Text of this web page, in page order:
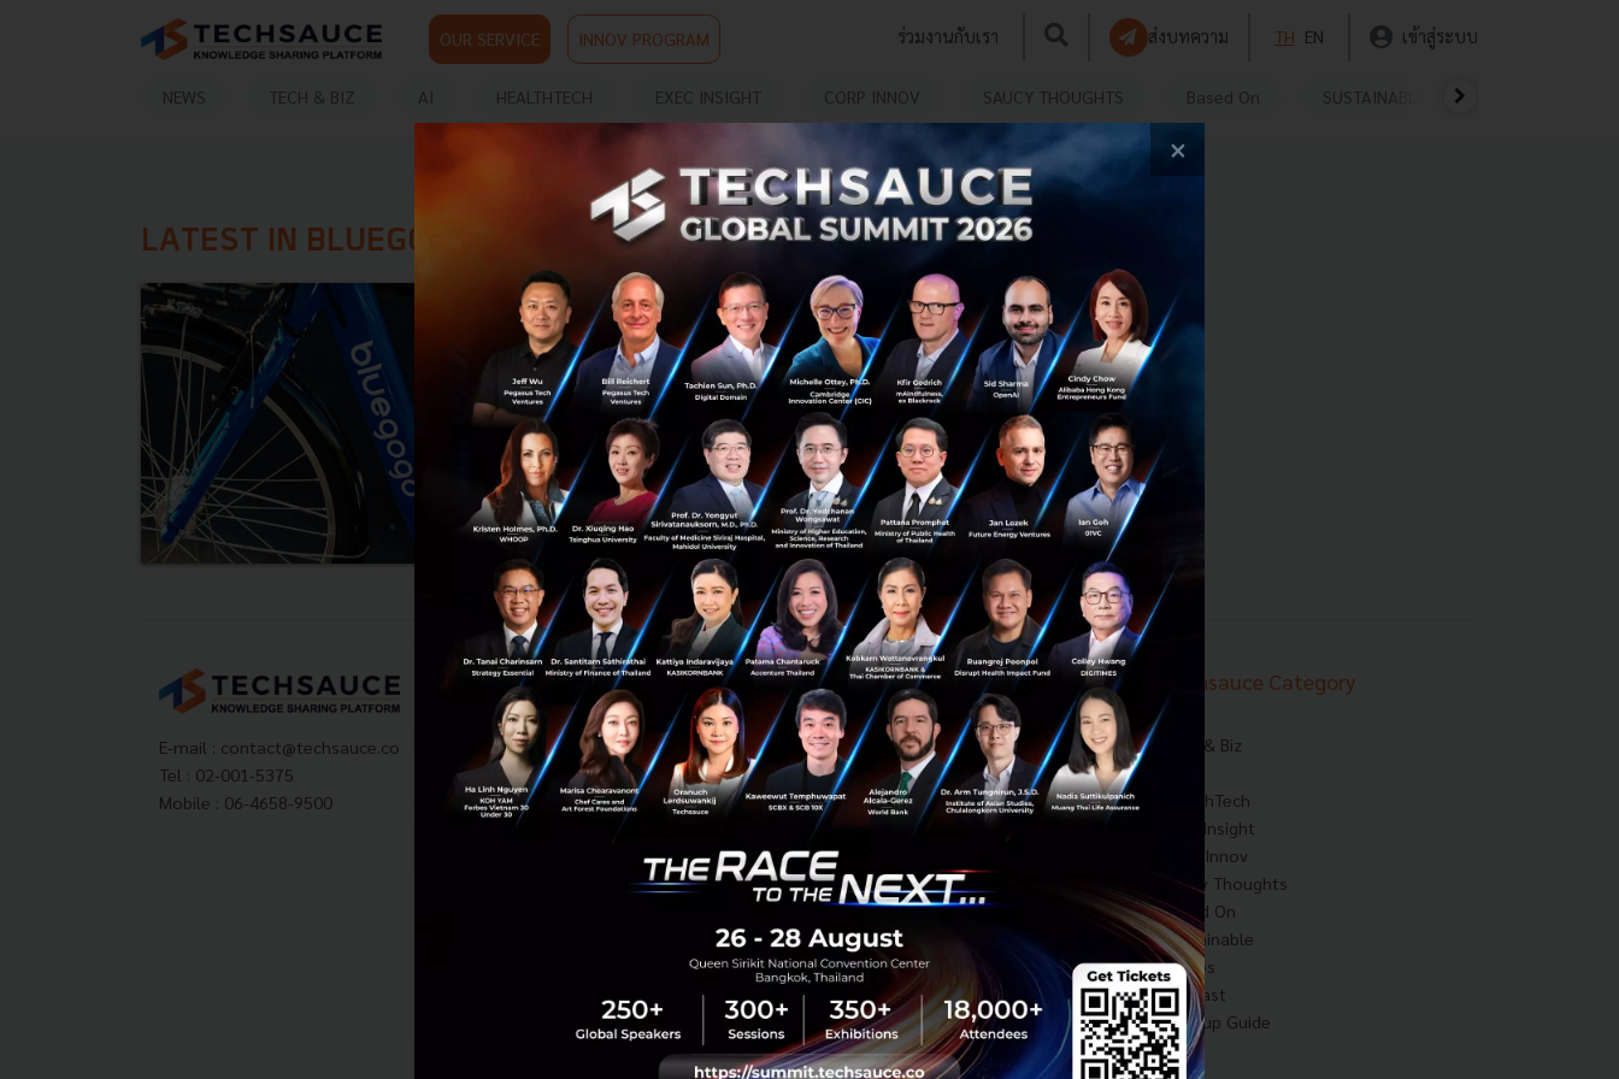
OUR SERVICE INNOV PROGRAM ร่วมงานกับเรา ส่งบทความ TH EN เข้าสู่ระบบ
NEWS TECH & BIZ AI HEALTHTECH EXEC INSIGHT CORP INNOV SAUCY THOUGHTS Based On SUSTAINABLE
LATEST IN BLUEGOGO
Bluegogo บริการให้เช่าจักรยานอันดับต้นๆ ในจีน
ประกาศปิดกิจการ!
บริการให้เช่าจักรยาน หรือ Bike-sharing อันดับต้น ๆ ใน
ประเทศจีน ประกาศยุติการให้บริการแล้ว หลังให้บริการมาได้
เพียง 6 เดือน......
กุมภาพันธ์ 9, 2018| ByTechsauce Team
0
News Bluegogo bike-sharing
E-mail : contact@techsauce.co
Tel : 02-001-5375
Mobile : 06-4658-9500
Techsauce Media
About Techsauce
Techsauce Services
Privacy Policy
ส่งบทความ
Techsauce Global Summit
Trending Tags
Corporate Innovation
Digital Transformation
E-Commerce
Startup
Technology
Techsauce Category
News
Tech & Biz
HealthTech
Exec Insight
Corp Innov
Saucy Thoughts
Based On
Sustainable
Videos
Podcast
Startup Guide
×